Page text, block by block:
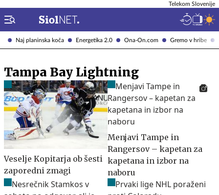
Naj planinska koča Energetika 2.0 Ona-On.com Gremo v hribe
Telekom Slovenije
Tampa Bay Lightning
Veselje Kopitarja ob šesti
zaporedni zmagi
Menjavi Tampe in
Rangersov – kapetan za
kapetana in izbor na
naboru